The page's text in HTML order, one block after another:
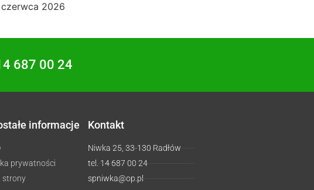
czerwca 2026
687 00 24
informacje
prywatności
strony
Kontakt
Niwka 25, 33-130 Radłów
tel. 14 687 00 24
spniwka@op.pl